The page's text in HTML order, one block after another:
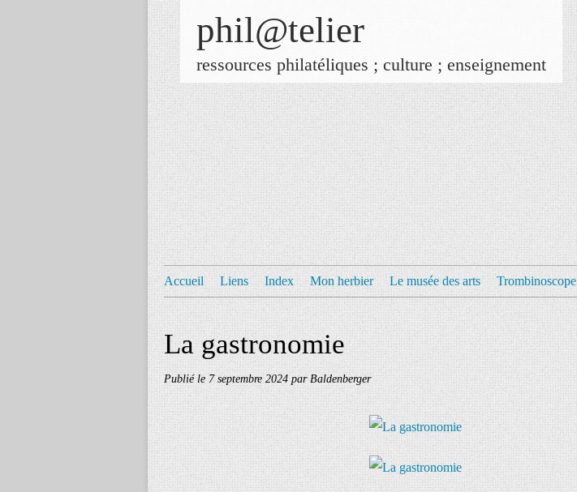
phil@telier
ressources philatéliques ; culture ; enseignement
Accueil Liens Index Mon herbier Le musée des arts Trombinoscope
La gastronomie
Publié le7 septembre 2024par Baldenberger